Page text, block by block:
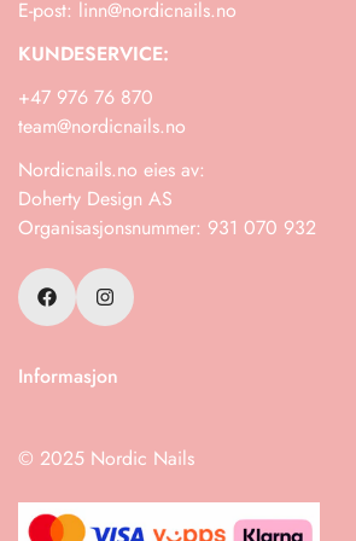
Informasjon
Retur
Salgsbetingelser
E-post: linn@nordicnails.no
KUNDESERVICE:
+47 976 76 870
team@nordicnails.no
Nordicnails.no eies av:
Doherty Design AS
Organisasjonsnummer: 931 070 932
© 2025 Nordic Nails